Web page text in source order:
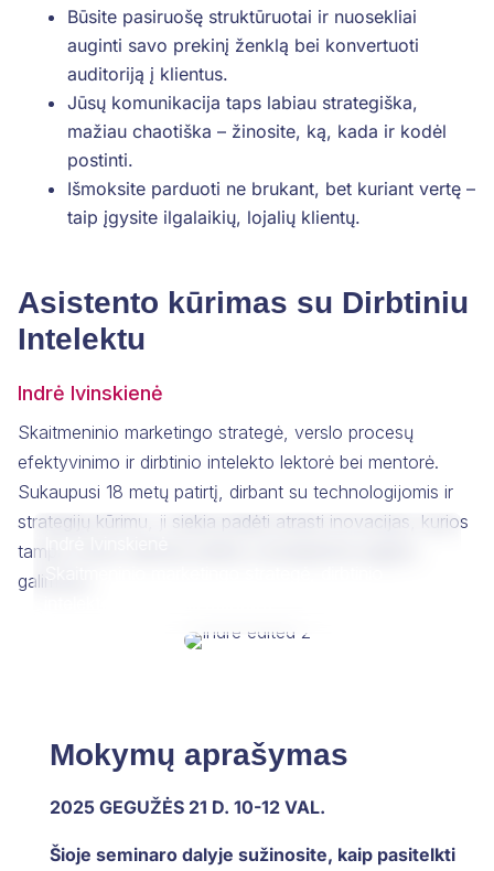
Būsite pasiruošę struktūruotai ir nuosekliai
auginti savo prekinį ženklą bei konvertuoti
auditoriją į klientus.
Jūsų komunikacija taps labiau strategiška,
mažiau chaotiška – žinosite, ką, kada ir kodėl
postinti.
Išmoksite parduoti ne brukant, bet kuriant vertę –
taip įgysite ilgalaikių, lojalių klientų.
Asistento kūrimas su Dirbtiniu
Intelektu
Indrė Ivinskienė
Skaitmeninio marketingo strategė, verslo procesų
efektyvinimo ir dirbtinio intelekto lektorė bei mentorė.
Sukaupusi 18 metų patirtį, dirbant su technologijomis ir
strategijų kūrimu, ji siekia padėti atrasti inovacijas, kurios
tampa verslo sėkmės įrankiu ir įkvepiančia augimo
galimybe.
Mokymų aprašymas
2025 GEGUŽĖS 21 D. 10-12 VAL.
Šioje seminaro dalyje sužinosite, kaip pasitelkti